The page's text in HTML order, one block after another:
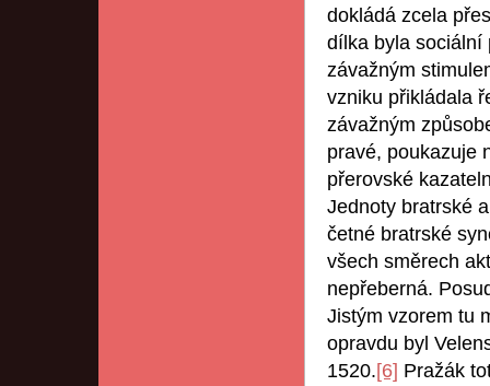
dokládá zcela
dílka byla sociální
závažným
vzniku přikládala
závažným
pravé, poukazuje
přerovské
Jednoty bratrské
četné bratrské
všech směrech
nepřeberná.
Jistým vzorem tu
opravdu byl
1520.[6] Pražák